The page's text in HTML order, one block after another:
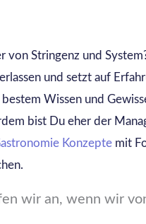
von Stringenz und
und setzt auf
Wissen und
bist Du eher der
Konzepte mit
wir an, wenn wir